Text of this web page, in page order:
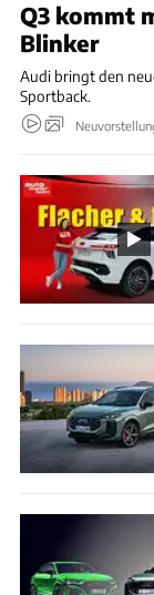
Q3 kommt
Blinker
Audi bringt den
Sportback.